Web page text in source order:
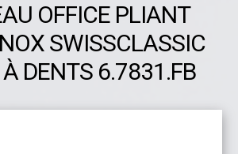
OFFICE PLIANT
SWISSCLASSIC
À DENTS 6.7831.FB